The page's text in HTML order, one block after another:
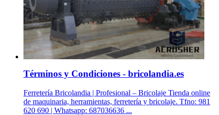
Términos y Condiciones - bricolandia.es
Ferretería Bricolandia | Profesional – Bricolaje Tienda online
de maquinaria, herramientas, ferretería y bricolaje. Tfno: 981
620 690 | Whatsapp: 687036636 ...